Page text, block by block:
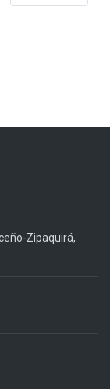
Zipaquirá,